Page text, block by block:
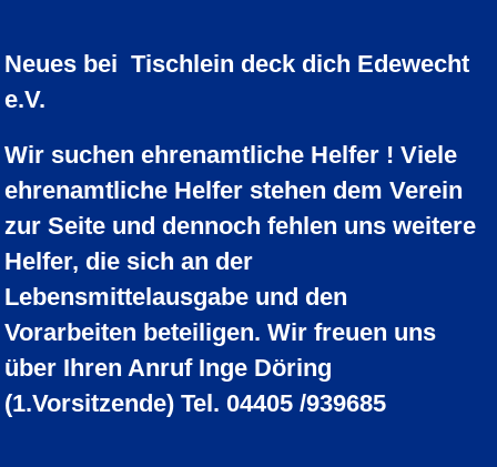
Neues bei Tischlein deck dich Edewecht
e.V.
Wir suchen ehrenamtliche Helfer ! Viele
ehrenamtliche Helfer stehen dem Verein
zur Seite und dennoch fehlen uns weitere
Helfer, die sich an der
Lebensmittelausgabe und den
Vorarbeiten beteiligen. Wir freuen uns
über Ihren Anruf Inge Döring
(1.Vorsitzende) Tel. 04405 /939685